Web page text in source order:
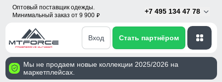
Оптовый поставщик одежды.
Минимальный заказ от 9 900 p
+7 495 134 47 78
Вход Стать партнёром
Мы не продаем новые коллекции 2025/2026 на
маркетплейсах.